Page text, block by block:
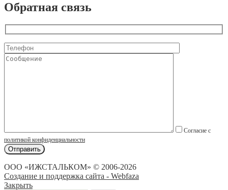
Обратная связь
Согласие с
политикой конфиденциальности
ООО «ИЖСТАЛЬКОМ» © 2006-2026
Создание и поддержка сайта - Webfaza
Закрыть